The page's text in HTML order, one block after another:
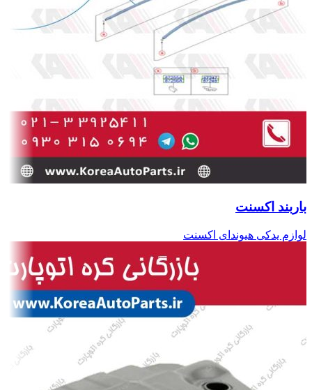
باربند اکسنت
لوازم یدکی هیوندای اکسنت